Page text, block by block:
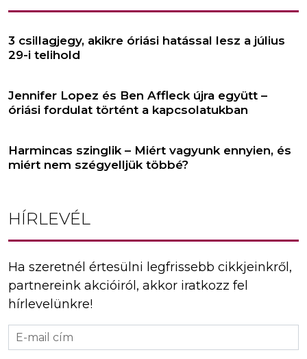
3 csillagjegy, akikre óriási hatással lesz a július
29-i telihold
Jennifer Lopez és Ben Affleck újra együtt –
óriási fordulat történt a kapcsolatukban
Harmincas szinglik – Miért vagyunk ennyien, és
miért nem szégyelljük többé?
HÍRLEVÉL
Ha szeretnél értesülni legfrissebb cikkjeinkről,
partnereink akcióiról, akkor iratkozz fel
hírlevelünkre!